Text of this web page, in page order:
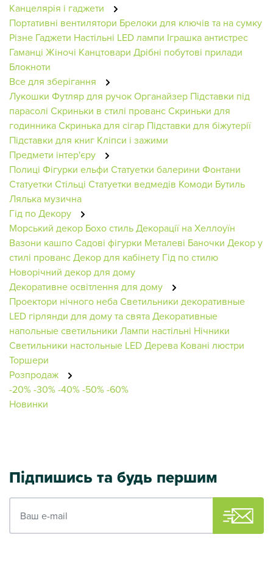
Канцелярія і гаджети
Портативні вентилятори Брелоки для ключів та на сумку
Різне Гаджети Настільні LED лампи Іграшка антистрес
Гаманці Жіночі Канцтовари Дрібні побутові прилади
Блокноти
Все для зберігання
Лукошки Футляр для ручокОрганайзер Підставки під
парасолі Скриньки в стилі провансСкриньки для
годинникаСкринька для сігар Підставки для біжутерії
Підставки для книг Кліпси і зажими
Предмети інтер'єру
Полиці Фігурки ельфи Статуетки балерини Фонтани
Статуетки Стільці Статуетки ведмедів Комоди Бутиль
Лялька музична
Гід по Декору
Морський декор Бохо стильДекорації на Хеллоуїн
Вазони кашпоСадові фігурки Металеві Баночки Декор у
стилі провансДекор для кабінету Гід по стилю
Новорічний декор для дому
Декоративне освітлення для дому
Проектори нічного небаСветильники декоративные
LED гірлянди для дому та святаДекоративные
напольные светильники Лампи настільні Нічники
Светильники настольные LED Дерева Ковані люстри
Торшери
Розпродаж
-20%-30%-40%-50%-60%
Новинки
Підпишись та будь першим